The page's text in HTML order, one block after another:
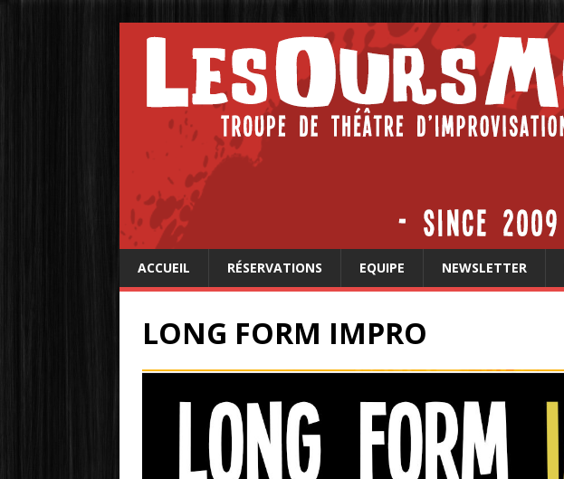
ACCUEIL RÉSERVATIONS EQUIPE NEWSLETTER
LONG FORM IMPRO